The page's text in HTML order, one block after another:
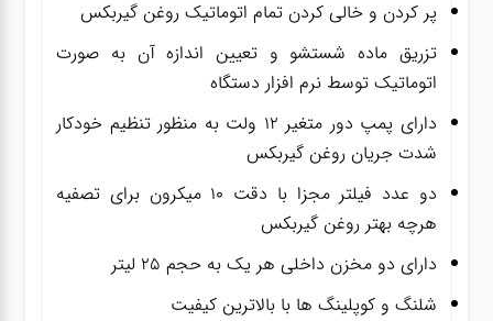
پر کردن و خالی کردن تمام اتوماتیک روغن گیربکس
تزریق ماده شستشو و تعیین اندازه آن به صورت
اتوماتیک توسط نرم افزار دستگاه
دارای پمپ دور متغیر ۱۲ ولت به منظور تنظیم خودکار
شدت جریان روغن گیربکس
دو عدد فیلتر مجزا با دقت ۱۰ میکرون برای تصفیه
هرچه بهتر روغن گیربکس
دارای دو مخزن داخلی هر یک به حجم ۲۵ لیتر
شلنگ و کوپلینگ ها با بالاترین کیفیت